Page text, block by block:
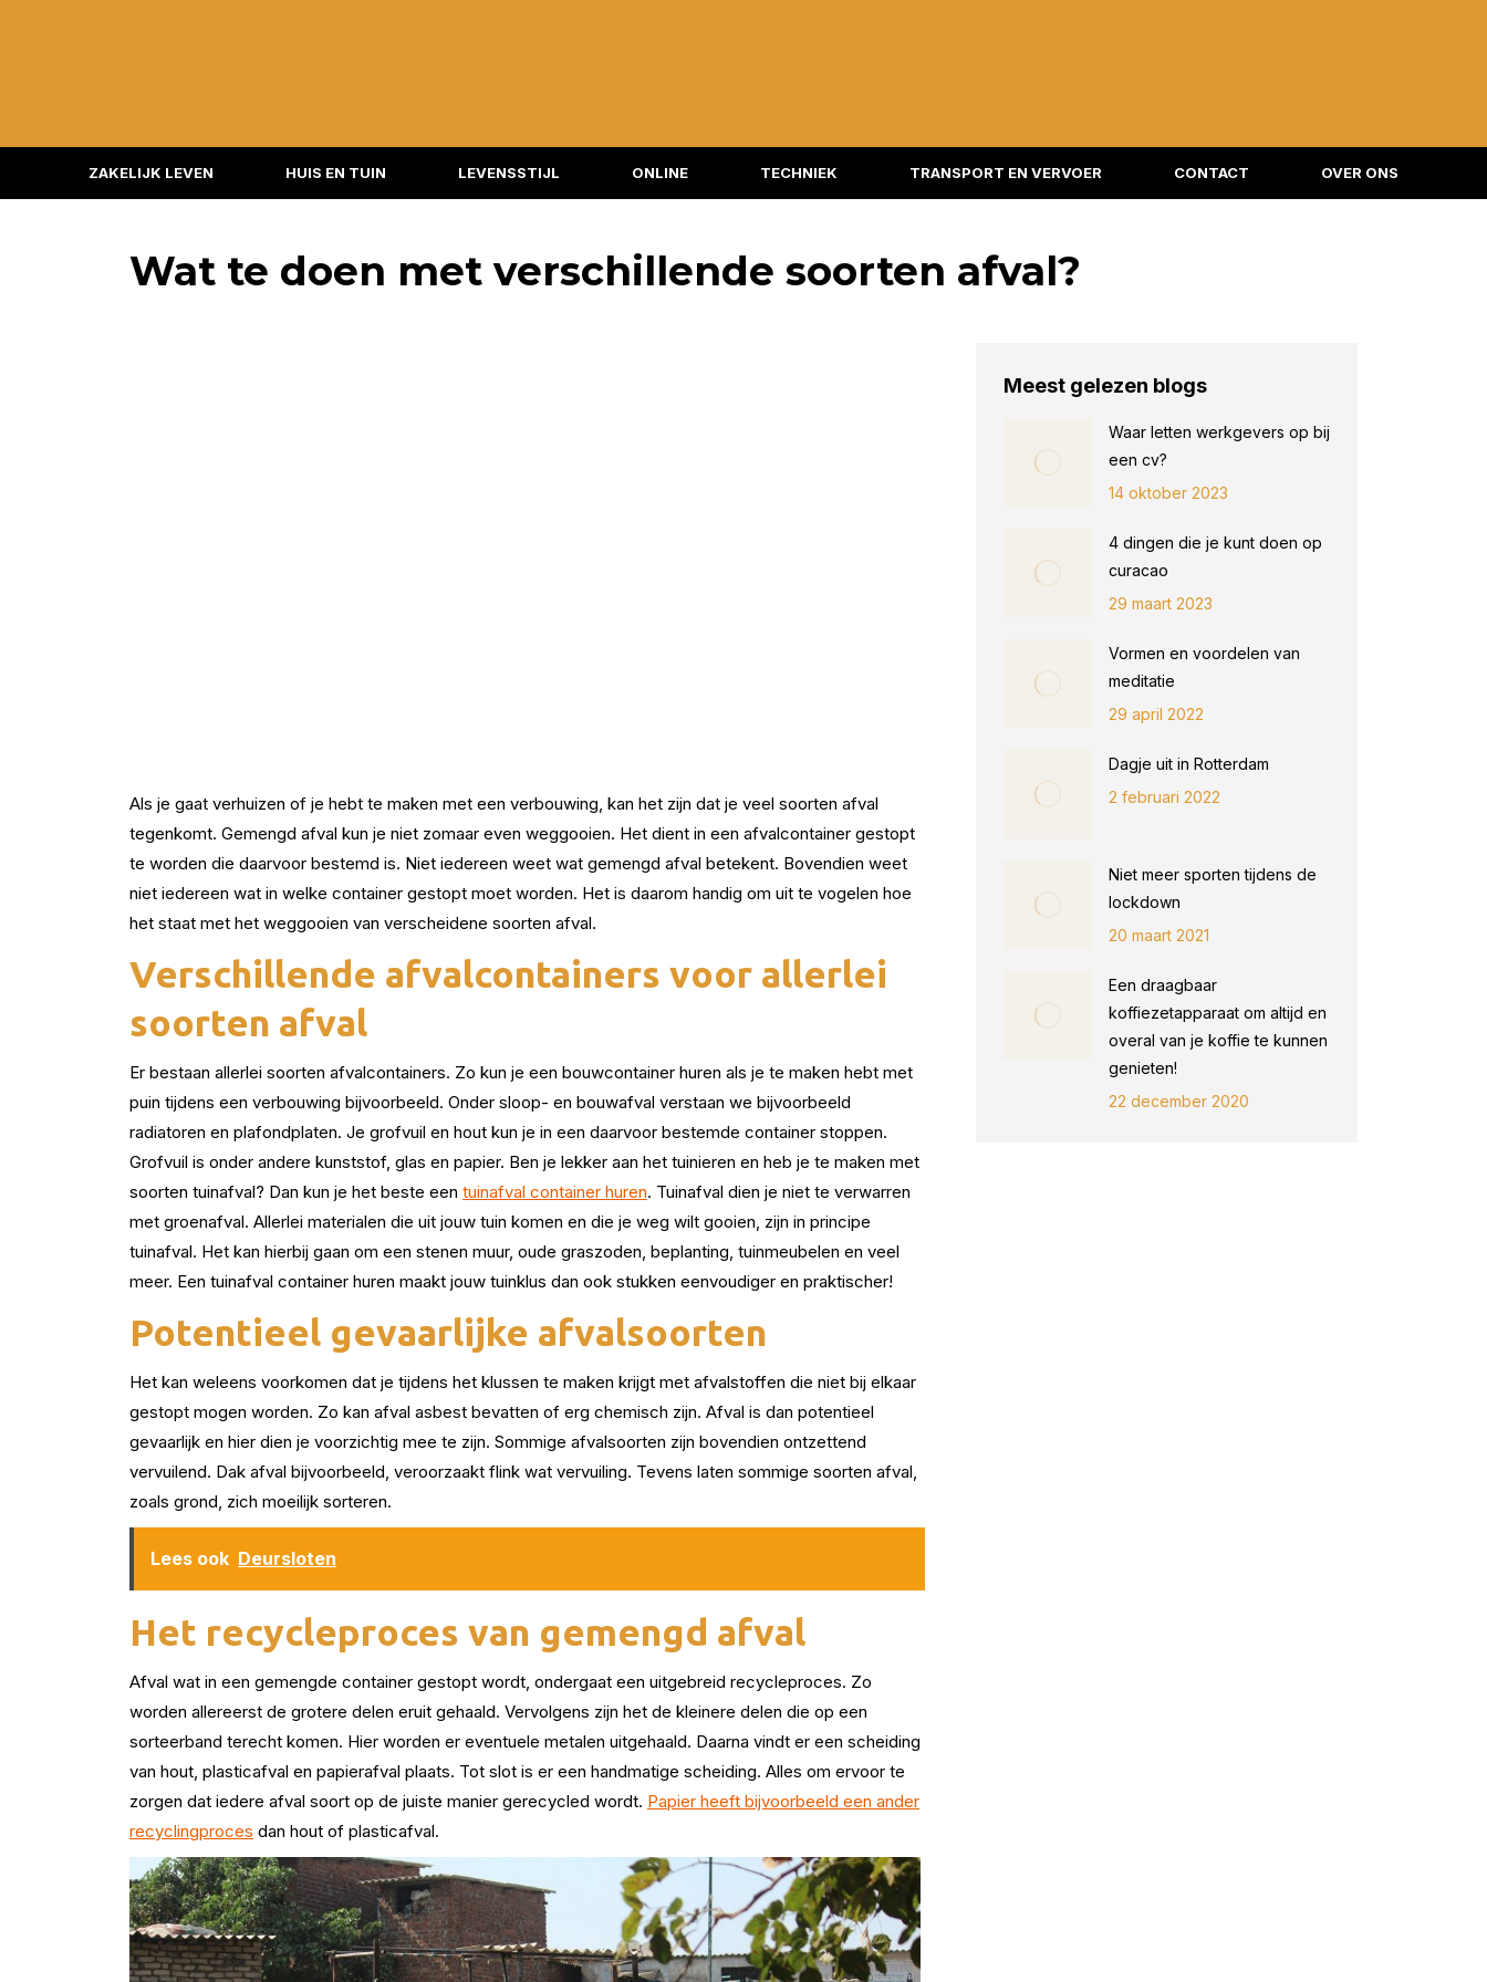
ZAKELIJK LEVEN HUIS EN TUIN LEVENSSTIJL ONLINE TECHNIEK TRANSPORT EN VERVOER CONTACT OVER ONS
Wat te doen met verschillende soorten afval?
Als je gaat verhuizen of je hebt te maken met een verbouwing, kan het zijn dat je veel soorten afval
tegenkomt. Gemengd afval kun je niet zomaar even weggooien. Het dient in een afvalcontainer gestopt
te worden die daarvoor bestemd is. Niet iedereen weet wat gemengd afval betekent. Bovendien weet
niet iedereen wat in welke container gestopt moet worden. Het is daarom handig om uit te vogelen hoe
het staat met het weggooien van verscheidene soorten afval.
Verschillende afvalcontainers voor allerlei
soorten afval
Er bestaan allerlei soorten afvalcontainers. Zo kun je een bouwcontainer huren als je te maken hebt met
puin tijdens een verbouwing bijvoorbeeld. Onder sloop- en bouwafval verstaan we bijvoorbeeld
radiatoren en plafondplaten. Je grofvuil en hout kun je in een daarvoor bestemde container stoppen.
Grofvuil is onder andere kunststof, glas en papier. Ben je lekker aan het tuinieren en heb je te maken met
soorten tuinafval? Dan kun je het beste een tuinafval container huren. Tuinafval dien je niet te verwarren
met groenafval. Allerlei materialen die uit jouw tuin komen en die je weg wilt gooien, zijn in principe
tuinafval. Het kan hierbij gaan om een stenen muur, oude graszoden, beplanting, tuinmeubelen en veel
meer. Een tuinafval container huren maakt jouw tuinklus dan ook stukken eenvoudiger en praktischer!
Potentieel gevaarlijke afvalsoorten
Het kan weleens voorkomen dat je tijdens het klussen te maken krijgt met afvalstoffen die niet bij elkaar
gestopt mogen worden. Zo kan afval asbest bevatten of erg chemisch zijn. Afval is dan potentieel
gevaarlijk en hier dien je voorzichtig mee te zijn. Sommige afvalsoorten zijn bovendien ontzettend
vervuilend. Dak afval bijvoorbeeld, veroorzaakt flink wat vervuiling. Tevens laten sommige soorten afval,
zoals grond, zich moeilijk sorteren.
Lees ook Deursloten
Het recycleproces van gemengd afval
Afval wat in een gemengde container gestopt wordt, ondergaat een uitgebreid recycleproces. Zo
worden allereerst de grotere delen eruit gehaald. Vervolgens zijn het de kleinere delen die op een
sorteerband terecht komen. Hier worden er eventuele metalen uitgehaald. Daarna vindt er een scheiding
van hout, plasticafval en papierafval plaats. Tot slot is er een handmatige scheiding. Alles om ervoor te
zorgen dat iedere afval soort op de juiste manier gerecycled wordt. Papier heeft bijvoorbeeld een ander
recyclingproces dan hout of plasticafval.
Meest gelezen blogs
Waar letten werkgevers op bij
een cv?
14 oktober 2023
4 dingen die je kunt doen op
curacao
29 maart 2023
Vormen en voordelen van
meditatie
29 april 2022
Dagje uit in Rotterdam
2 februari 2022
Niet meer sporten tijdens de
lockdown
20 maart 2021
Een draagbaar
koffiezetapparaat om altijd en
overal van je koffie te kunnen
genieten!
22 december 2020